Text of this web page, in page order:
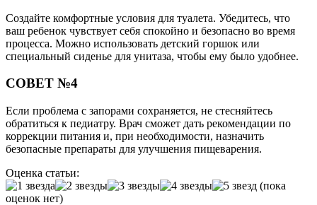
Создайте комфортные условия для туалета. Убедитесь, что
ваш ребенок чувствует себя спокойно и безопасно во время
процесса. Можно использовать детский горшок или
специальный сиденье для унитаза, чтобы ему было удобнее.
СОВЕТ №4
Если проблема с запорами сохраняется, не стесняйтесь
обратиться к педиатру. Врач сможет дать рекомендации по
коррекции питания и, при необходимости, назначить
безопасные препараты для улучшения пищеварения.
Оценка статьи:
(пока
оценок нет)